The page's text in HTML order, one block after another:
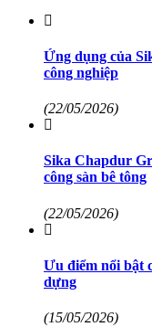
Ứng dụng của
công nghiệp
(22/05/2026)
Sika Chapdur
công sàn bê tông
(22/05/2026)
Ưu điểm nổi bật
dựng
(15/05/2026)